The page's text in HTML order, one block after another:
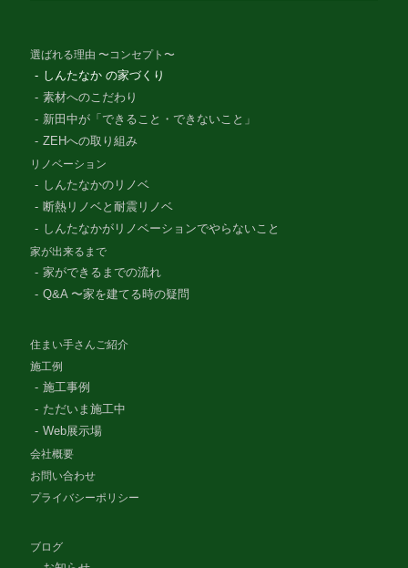
選ばれる理由 〜コンセプト〜
しんたなか の家づくり
素材へのこだわり
新田中が「できること・できないこと」
ZEHへの取り組み
リノベーション
しんたなかのリノベ
断熱リノベと耐震リノベ
しんたなかがリノベーションでやらないこと
家が出来るまで
家ができるまでの流れ
Q&A 〜家を建てる時の疑問
住まい手さんご紹介
施工例
施工事例
ただいま施工中
Web展示場
会社概要
お問い合わせ
プライバシーポリシー
ブログ